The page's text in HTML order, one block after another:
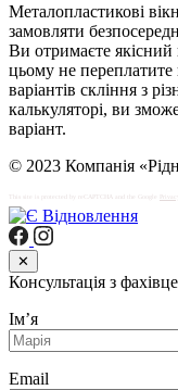
Металопластикові
замовляти
Ви отримаєте
цьому не
варіантів скління з
калькуляторі, ви
варіант.
© 2023 Компанія
✕
Консультація з
Імʼя
Email